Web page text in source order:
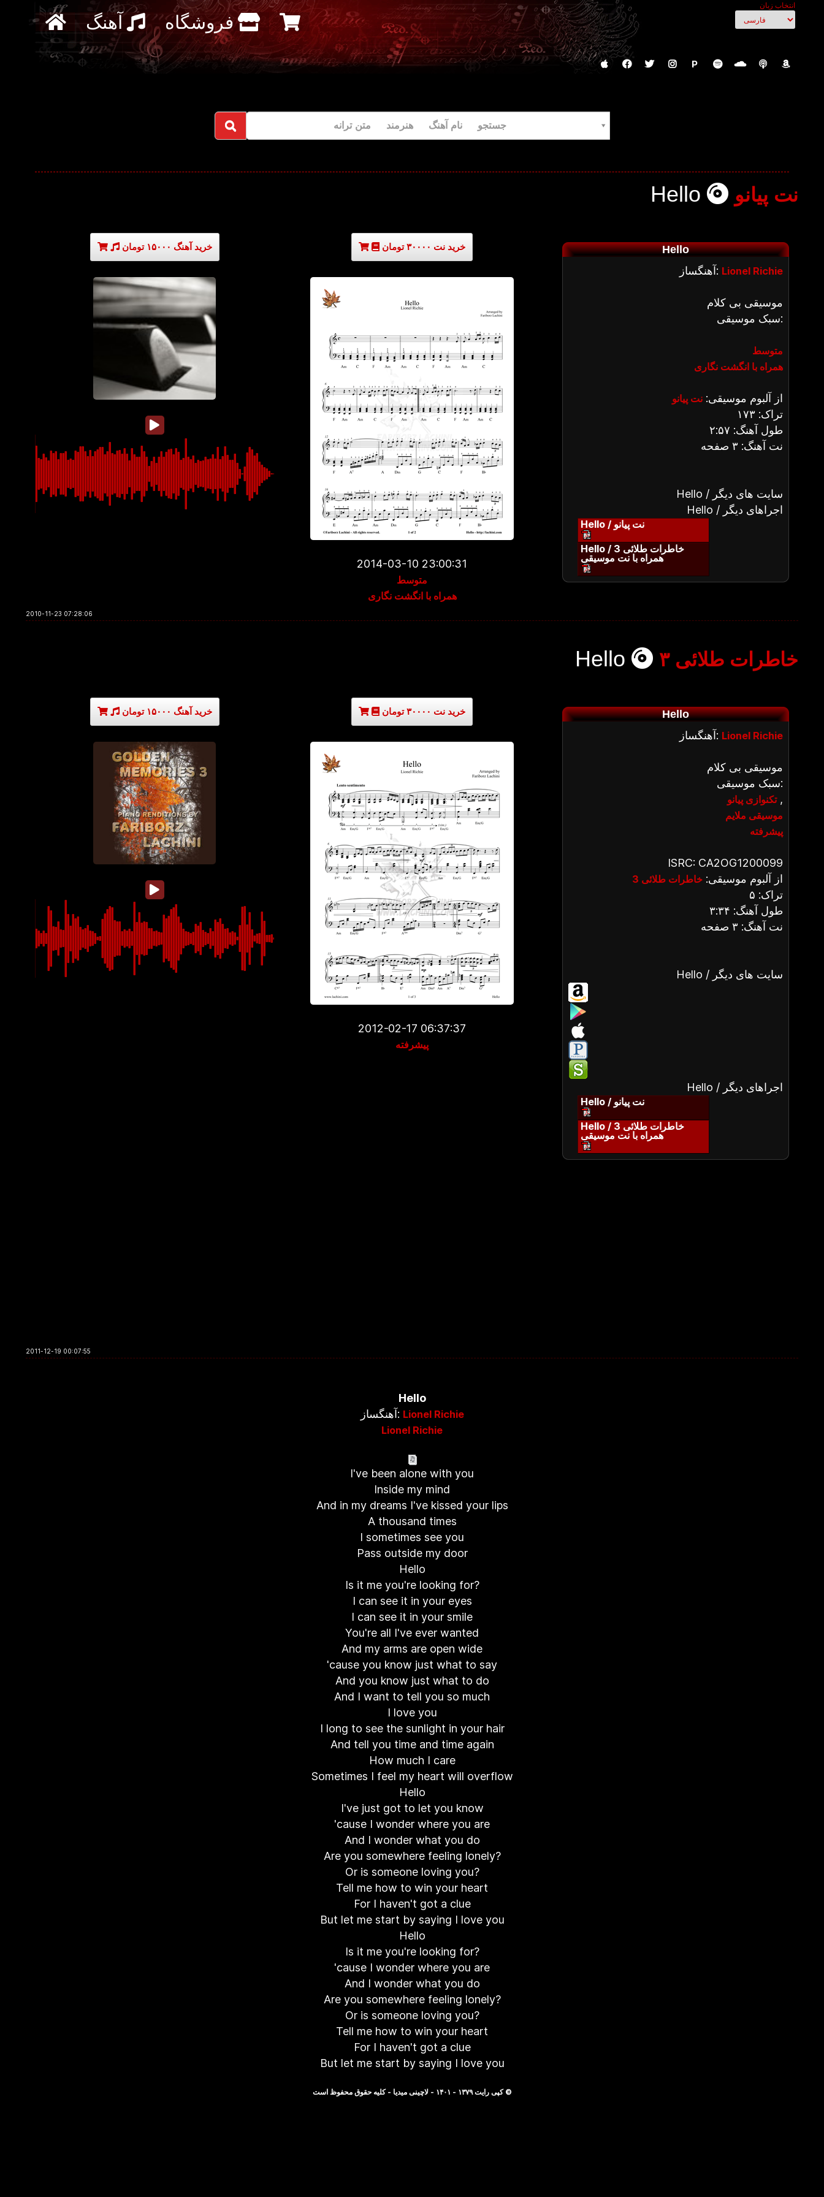
انتخاب زبان
آهنگ فروشگاه
P
جستجو نام آهنگ هنرمند متن ترانه
Hello نت پیانو
خرید آهنگ ۱۵۰۰۰ تومان خرید نت ۳۰۰۰۰ تومان
2014-03-10 23:00:31
متوسط
همراه با انگشت نگاری
Hello
آهنگساز: Lionel Richie
موسیقی بی کلام
سبک موسیقی:
متوسط
همراه با انگشت نگاری
از آلبوم موسیقی: نت پیانو
تراک: ۱۷۳
طول آهنگ: ۲:۵۷
نت آهنگ: ۳ صفحه
Hello / سایت های دیگر
Hello / اجراهای دیگر
Hello / نت پیانو
Hello / خاطرات طلائی 3
همراه با نت موسیقی
2010-11-23 07:28:06
Hello خاطرات طلائی ۳
خرید آهنگ ۱۵۰۰۰ تومان خرید نت ۳۰۰۰۰ تومان
2012-02-17 06:37:37
پیشرفته
Hello
آهنگساز: Lionel Richie
موسیقی بی کلام
سبک موسیقی:
تکنوازی پیانو,
موسیقی ملایم
پیشرفته
ISRC: CA2OG1200099
از آلبوم موسیقی: خاطرات طلائی 3
تراک: ۵
طول آهنگ: ۳:۳۴
نت آهنگ: ۳ صفحه
Hello / سایت های دیگر
Hello / اجراهای دیگر
Hello / نت پیانو
Hello / خاطرات طلائی 3
همراه با نت موسیقی
2011-12-19 00:07:55
Hello
آهنگساز: Lionel Richie
Lionel Richie
I've been alone with you
Inside my mind
And in my dreams I've kissed your lips
A thousand times
I sometimes see you
Pass outside my door
Hello
Is it me you're looking for?
I can see it in your eyes
I can see it in your smile
You're all I've ever wanted
And my arms are open wide
'cause you know just what to say
And you know just what to do
And I want to tell you so much
I love you
I long to see the sunlight in your hair
And tell you time and time again
How much I care
Sometimes I feel my heart will overflow
Hello
I've just got to let you know
'cause I wonder where you are
And I wonder what you do
Are you somewhere feeling lonely?
Or is someone loving you?
Tell me how to win your heart
For I haven't got a clue
But let me start by saying I love you
Hello
Is it me you're looking for?
'cause I wonder where you are
And I wonder what you do
Are you somewhere feeling lonely?
Or is someone loving you?
Tell me how to win your heart
For I haven't got a clue
But let me start by saying I love you
© کپی رایت ۱۳۷۹ - ۱۴۰۱ - لاچینی میدیا - کلیه حقوق محفوظ است